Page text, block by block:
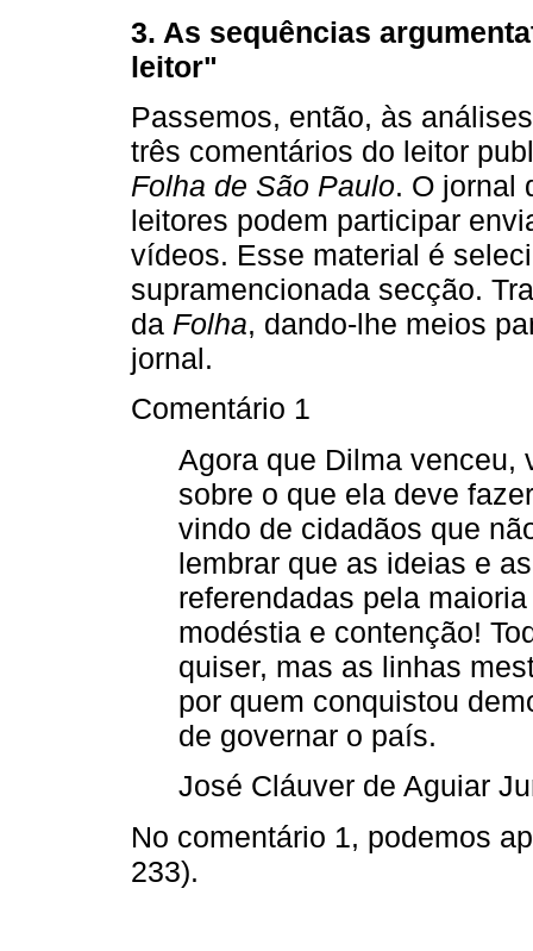
3. As sequências
leitor"
Passemos, então, às
três comentários do leitor
Folha de São Paulo. O jornal
leitores podem participar
vídeos. Esse material é
supramencionada secção.
da Folha, dando-lhe meios
jornal.
Comentário 1
Agora que Dilma venceu,
sobre o que ela deve
vindo de cidadãos que
lembrar que as ideias e
referendadas pela
modéstia e contenção!
quiser, mas as linhas
por quem conquistou
de governar o país.
José Cláuver de Aguiar
No comentário 1, podemos
233).